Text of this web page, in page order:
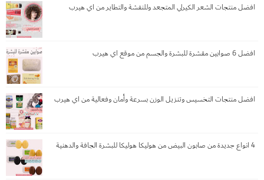
افضل منتجات الشعر الكيرلي المتجعد وللنفشة والتطاير من اي هيرب
افضل 6 صوابين مقشرة للبشرة والجسم من موقع اي هيرب
افضل منتجات التخسيس وتنزيل الوزن بسرعة وأمان وفعالية من اي هيرب
4 انواع جديدة من صابون البيض من هوليكا هوليكا للبشرة الجافة والدهنية